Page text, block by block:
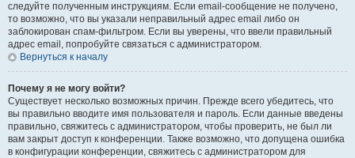
следуйте полученным инструкциям. Если email-сообщение не получено,
то возможно, что вы указали неправильный адрес email либо он
заблокирован спам-фильтром. Если вы уверены, что ввели правильный
адрес email, попробуйте связаться с администратором.
Вернуться к началу
Почему я не могу войти?
Существует несколько возможных причин. Прежде всего убедитесь, что
вы правильно вводите имя пользователя и пароль. Если данные введены
правильно, свяжитесь с администратором, чтобы проверить, не был ли
вам закрыт доступ к конференции. Также возможно, что допущена ошибка
в конфигурации конференции, свяжитесь с администратором для